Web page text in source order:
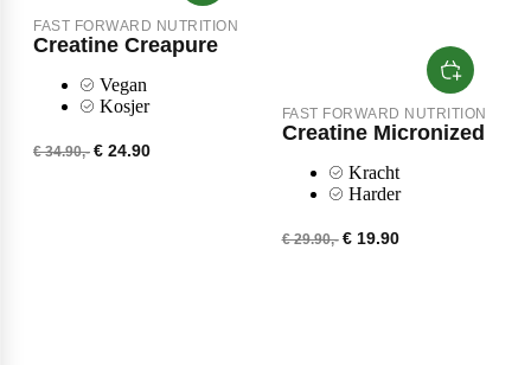
FAST FORWARD NUTRITION
Creatine Creapure
Vegan
Kosjer
€ 34.90,- € 24.90
FAST FORWARD NUTRITION
Creatine Micronized
Kracht
Harder
€ 29.90,- € 19.90